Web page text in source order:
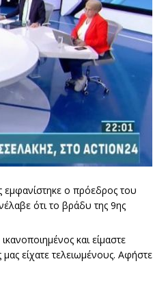
εμφανίστηκε ο πρόεδρος του
ότι το βράδυ της 9ης
και είμαστε
είχατε τελειωμένους. Αφήστε